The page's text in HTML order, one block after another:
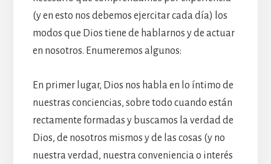
(y en esto nos debemos ejercitar cada día) los
modos que Dios tiene de hablarnos y de actuar
en nosotros. Enumeremos algunos:
En primer lugar, Dios nos habla en lo íntimo de
nuestras conciencias, sobre todo cuando están
rectamente formadas y buscamos la verdad de
Dios, de nosotros mismos y de las cosas (y no
nuestra verdad, nuestra conveniencia o interés